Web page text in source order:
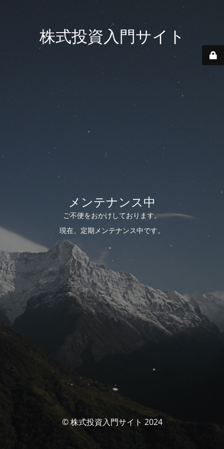
株式投資入門サイト
メンテナンス中
ご不便をおかけしております。
現在、定期メンテナンス中です。
。
© 株式投資入門サイト 2024